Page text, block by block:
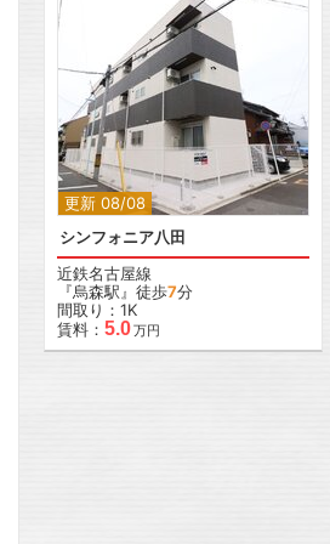
更新 08/08
シンフォニア八田
近鉄名古屋線
『烏森駅』徒歩7分
間取り：1K
賃料： 5.0万円